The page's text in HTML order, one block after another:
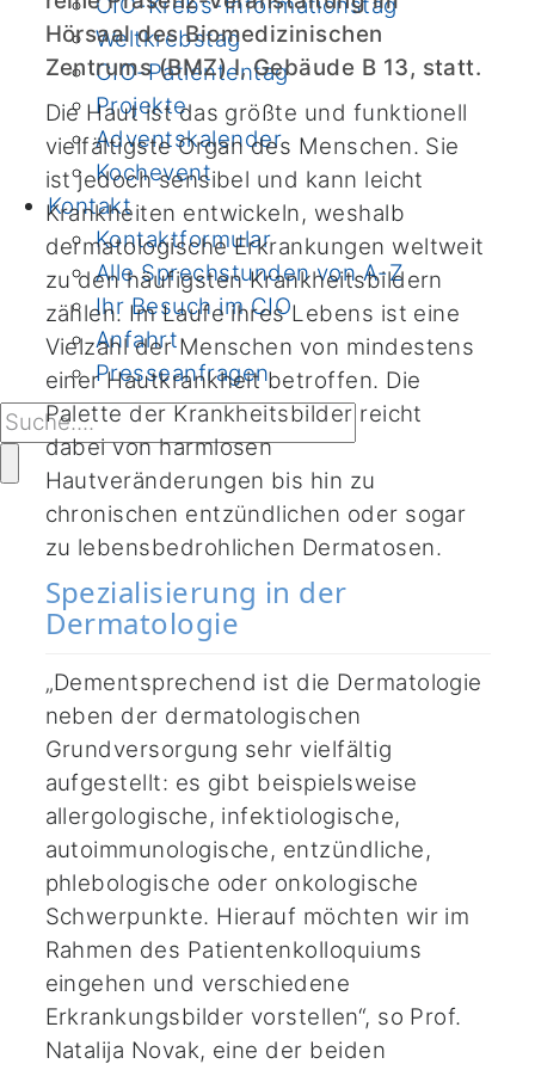
Weltkrebstag
CIO-Patiententag
Projekte
Adventskalender
Kochevent
Kontakt
Kontaktformular
Alle Sprechstunden von A-Z
Ihr Besuch im CIO
Anfahrt
Presseanfragen
Hörsaal des Biomedizinischen
Zentrums (BMZ) I, Gebäude B 13, statt.
Die Haut ist das größte und funktionell
vielfältigste Organ des Menschen. Sie
ist jedoch sensibel und kann leicht
Krankheiten entwickeln, weshalb
dermatologische Erkrankungen weltweit
zu den häufigsten Krankheitsbildern
zählen. Im Laufe ihres Lebens ist eine
Vielzahl der Menschen von mindestens
einer Hautkrankheit betroffen. Die
Palette der Krankheitsbilder reicht
dabei von harmlosen
Hautveränderungen bis hin zu
chronischen entzündlichen oder sogar
zu lebensbedrohlichen Dermatosen.
Spezialisierung in der
Dermatologie
„Dementsprechend ist die Dermatologie
neben der dermatologischen
Grundversorgung sehr vielfältig
aufgestellt: es gibt beispielsweise
allergologische, infektiologische,
autoimmunologische, entzündliche,
phlebologische oder onkologische
Schwerpunkte. Hierauf möchten wir im
Rahmen des Patientenkolloquiums
eingehen und verschiedene
Erkrankungsbilder vorstellen“, so Prof.
Natalija Novak, eine der beiden